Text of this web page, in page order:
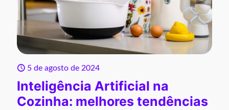
5 de agosto de 2024
Inteligência Artificial na
Cozinha: melhores tendências